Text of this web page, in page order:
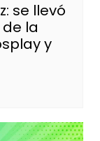
se llevó
la
y